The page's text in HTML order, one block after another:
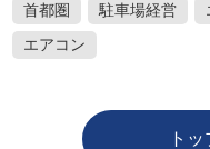
首都圏
駐車場経営
エアコン
ト